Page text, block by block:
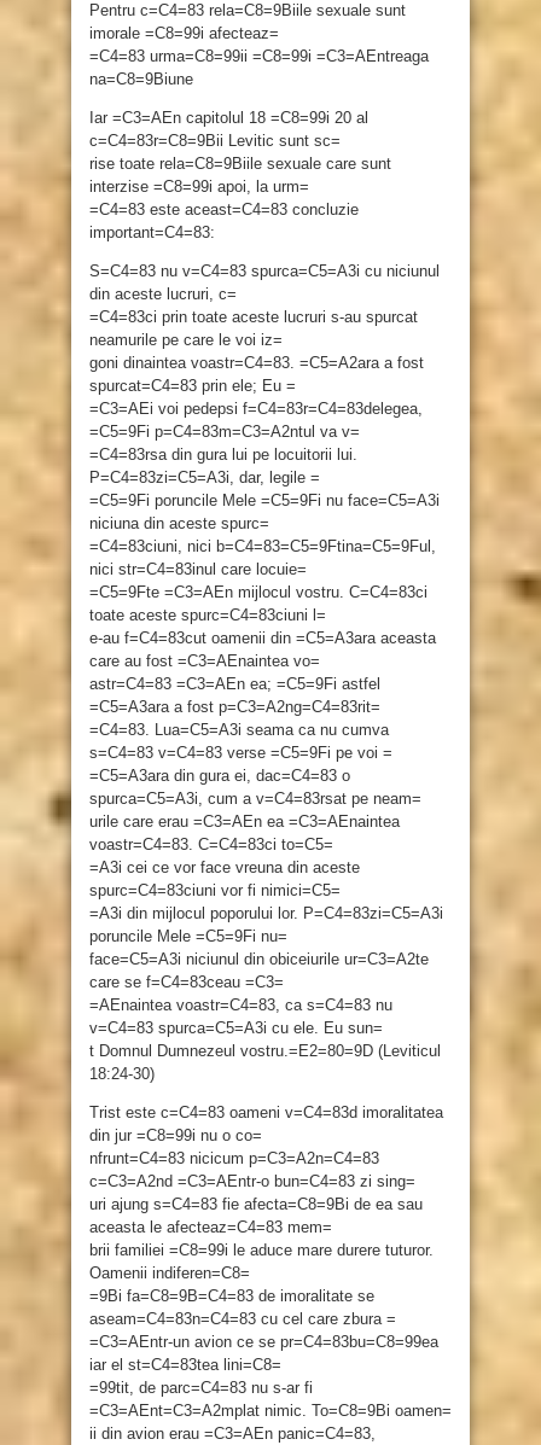
Pentru c=C4=83 rela=C8=9Biile sexuale sunt
imorale =C8=99i afecteaz=
=C4=83 urma=C8=99ii =C8=99i =C3=AEntreaga
na=C8=9Biune
Iar =C3=AEn capitolul 18 =C8=99i 20 al
c=C4=83r=C8=9Bii Levitic sunt sc=
rise toate rela=C8=9Biile sexuale care sunt
interzise =C8=99i apoi, la urm=
=C4=83 este aceast=C4=83 concluzie
important=C4=83:
S=C4=83 nu v=C4=83 spurca=C5=A3i cu niciunul
din aceste lucruri, c=
=C4=83ci prin toate aceste lucruri s-au spurcat
neamurile pe care le voi iz=
goni dinaintea voastr=C4=83. =C5=A2ara a fost
spurcat=C4=83 prin ele; Eu =
=C3=AEi voi pedepsi f=C4=83r=C4=83delegea,
=C5=9Fi p=C4=83m=C3=A2ntul va v=
=C4=83rsa din gura lui pe locuitorii lui.
P=C4=83zi=C5=A3i, dar, legile =
=C5=9Fi poruncile Mele =C5=9Fi nu face=C5=A3i
niciuna din aceste spurc=
=C4=83ciuni, nici b=C4=83=C5=9Ftina=C5=9Ful,
nici str=C4=83inul care locuie=
=C5=9Fte =C3=AEn mijlocul vostru. C=C4=83ci
toate aceste spurc=C4=83ciuni l=
e-au f=C4=83cut oamenii din =C5=A3ara aceasta
care au fost =C3=AEnaintea vo=
astr=C4=83 =C3=AEn ea; =C5=9Fi astfel
=C5=A3ara a fost p=C3=A2ng=C4=83rit=
=C4=83. Lua=C5=A3i seama ca nu cumva
s=C4=83 v=C4=83 verse =C5=9Fi pe voi =
=C5=A3ara din gura ei, dac=C4=83 o
spurca=C5=A3i, cum a v=C4=83rsat pe neam=
urile care erau =C3=AEn ea =C3=AEnaintea
voastr=C4=83. C=C4=83ci to=C5=
=A3i cei ce vor face vreuna din aceste
spurc=C4=83ciuni vor fi nimici=C5=
=A3i din mijlocul poporului lor. P=C4=83zi=C5=A3i
poruncile Mele =C5=9Fi nu=
face=C5=A3i niciunul din obiceiurile ur=C3=A2te
care se f=C4=83ceau =C3=
=AEnaintea voastr=C4=83, ca s=C4=83 nu
v=C4=83 spurca=C5=A3i cu ele. Eu sun=
t Domnul Dumnezeul vostru.=E2=80=9D (Leviticul
18:24-30)
Trist este c=C4=83 oameni v=C4=83d imoralitatea
din jur =C8=99i nu o co=
nfrunt=C4=83 nicicum p=C3=A2n=C4=83
c=C3=A2nd =C3=AEntr-o bun=C4=83 zi sing=
uri ajung s=C4=83 fie afecta=C8=9Bi de ea sau
aceasta le afecteaz=C4=83 mem=
brii familiei =C8=99i le aduce mare durere tuturor.
Oamenii indiferen=C8=
=9Bi fa=C8=9B=C4=83 de imoralitate se
aseam=C4=83n=C4=83 cu cel care zbura =
=C3=AEntr-un avion ce se pr=C4=83bu=C8=99ea
iar el st=C4=83tea lini=C8=
=99tit, de parc=C4=83 nu s-ar fi
=C3=AEnt=C3=A2mplat nimic. To=C8=9Bi oamen=
ii din avion erau =C3=AEn panic=C4=83,